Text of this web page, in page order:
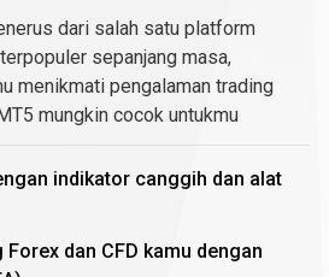
dari salah satu platform
sepanjang masa,
menikmati pengalaman trading
mungkin cocok untukmu
indikator canggih dan alat
dan CFD kamu dengan